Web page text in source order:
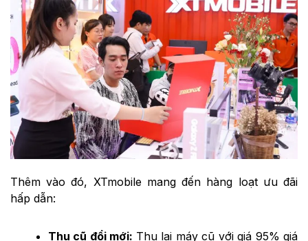
Thêm vào đó, XTmobile mang đến hàng loạt ưu đãi
hấp dẫn:
Thu cũ đổi mới: Thu lại máy cũ với giá 95% giá